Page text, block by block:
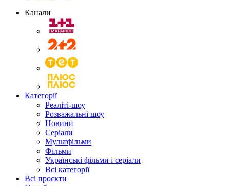
Канали
Категорії
Реаліті-шоу
Розважальні шоу
Новини
Серіали
Мультфільми
Фільми
Українські фільми і серіали
Всі категорії
Всі проєкти